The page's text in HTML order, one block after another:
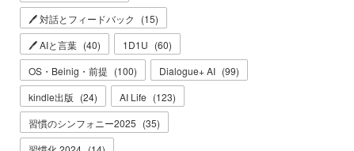
🖊 対話とフィードバック
(15)
🖊 AIと言葉 (40) 1D1U (60)
OS・Beinig・前提 (100) Dialogue+ AI (99)
kindle出版 (24) AI Life (123)
習慣のシンフォニー2025 (35)